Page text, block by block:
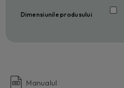
Dimensiunile produsului
Manualul